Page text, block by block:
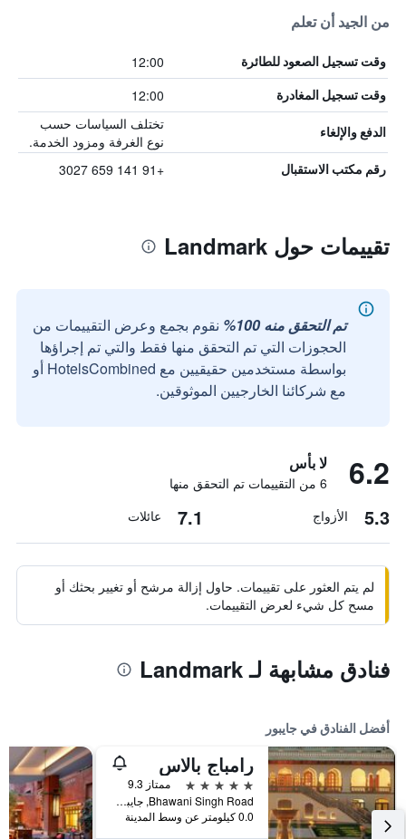
من الجيد أن تعلم
وقت تسجيل الصعود للطائرة 12:00
وقت تسجيل المغادرة 12:00
الدفع والإلغاء
تختلف السياسات حسب
نوع الغرفة ومزود الخدمة.
رقم مكتب الاستقبال +91 141 659 3027
تقييمات حول Landmark
تم التحقق منه 100%
نقوم بجمع وعرض التقييمات من
الحجوزات التي تم التحقق منها فقط والتي تم إجراؤها
بواسطة مستخدمين حقيقيين مع HotelsCombined أو
مع شركائنا الخارجيين الموثوقين.
6.2 لا بأس
6 من التقييمات تم التحقق منها
5.3 الأزواج 7.1 عائلات
لم يتم العثور على تقييمات. حاول إزالة مرشح أو تغيير بحثك أو
مسح كل شيء لعرض التقييمات.
فنادق مشابهة لـ Landmark
أفضل الفنادق في جايبور
رامباج بالاس
5 نجوم
ممتاز 9.3
Bhawani Singh Road, جايبور, الهند
0.0 كيلومتر عن وسط المدينة